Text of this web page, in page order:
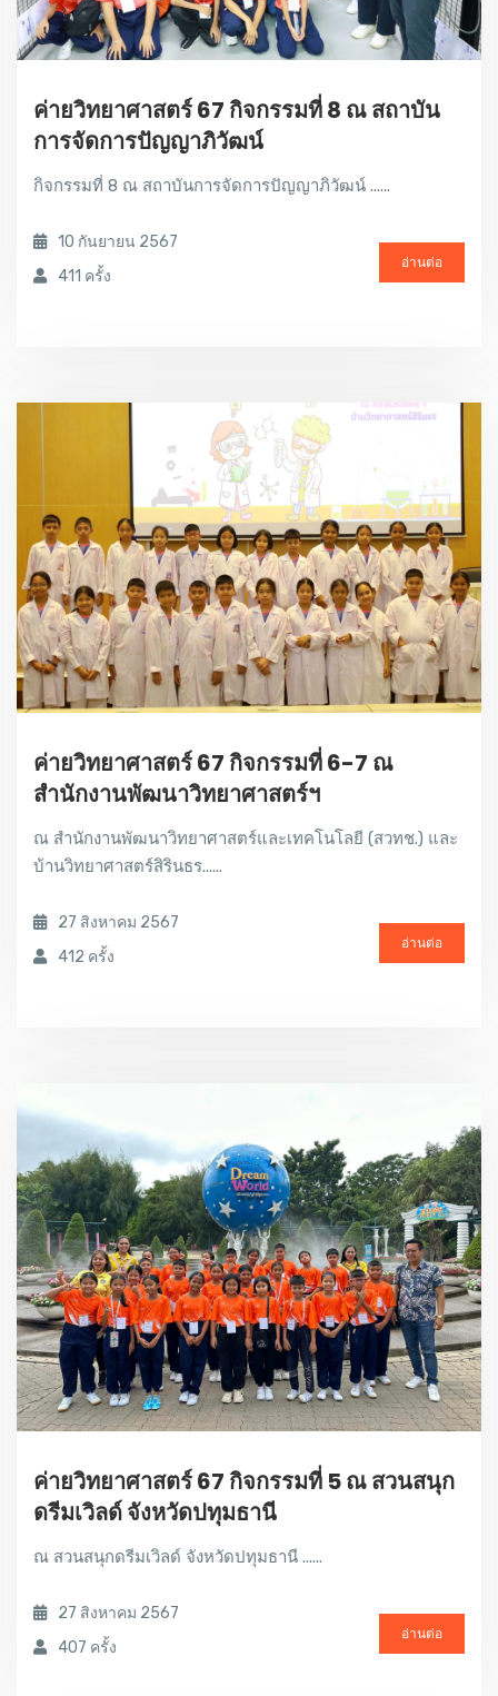
ค่ายวิทยาศาสตร์ 67 กิจกรรมที่ 8 ณ สถาบัน
การจัดการปัญญาภิวัฒน์
กิจกรรมที่ 8 ณ สถาบันการจัดการปัญญาภิวัฒน์ ......
10 กันยายน 2567
411 ครั้ง
อ่านต่อ
ค่ายวิทยาศาสตร์ 67 กิจกรรมที่ 6-7 ณ
สำนักงานพัฒนาวิทยาศาสตร์ฯ
ณ สำนักงานพัฒนาวิทยาศาสตร์และเทคโนโลยี (สวทช.) และ
บ้านวิทยาศาสตร์สิรินธร......
27 สิงหาคม 2567
412 ครั้ง
อ่านต่อ
ค่ายวิทยาศาสตร์ 67 กิจกรรมที่ 5 ณ สวนสนุก
ดรีมเวิลด์ จังหวัดปทุมธานี
ณ สวนสนุกดรีมเวิลด์ จังหวัดปทุมธานี ......
27 สิงหาคม 2567
407 ครั้ง
อ่านต่อ